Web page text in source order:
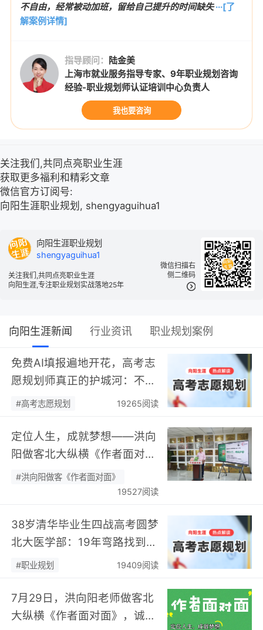
不自由，经常被动加班，留给自己提升的时间缺失 ···[了
解案例详情]
指导顾问： 陆金美
上海市就业服务指导专家、9年职业规划咨询
经验-职业规划师认证培训中心负责人
我也要咨询
关注我们,共同点亮职业生涯
获取更多福利和精彩文章
微信官方订阅号:
向阳生涯职业规划, shengyaguihua1
微信扫描右
侧二维码
向阳生涯职业规划
shengyaguihua1
关注我们,共同点亮职业生涯
向阳生涯,专注职业规划实战落地25年
向阳生涯新闻 行业资讯 职业规划案例
免费AI填报遍地开花，高考志
愿规划师真正的护城河：不靠
数据，靠“人”…
#高考志愿规划 19265阅读
定位人生，成就梦想——洪向
阳做客北大纵横《作者面对
面》开展职业规划专题分享…
#洪向阳做客《作者面对面》
19527阅读
38岁清华毕业生四战高考圆梦
北大医学部：19年弯路找到终
身热爱，可幸又可惜！…
#职业规划 19409阅读
7月29日，洪向阳老师做客北
大纵横《作者面对面》，诚邀